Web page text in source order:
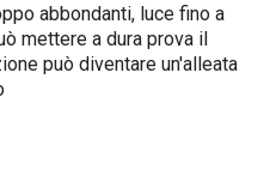
abbondanti, luce fino a
mettere a dura prova il
può diventare un'alleata